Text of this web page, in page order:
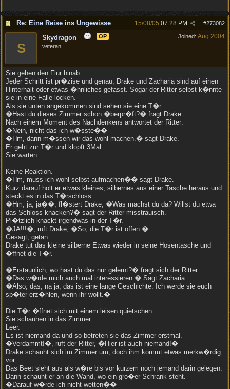
Re: Eine Reise ins Ungewisse #273082
15/08/05 07:28 PM
Joined: Aug 2004
S
Skydragon
OP
veteran
Sie gehen den Flur hinab.
Jeder Schritt ist pr�zise und genau, Drake und Zacharia sind auf einen
Hinterhalt oder etwas �hnliches gefasst. Sogar der Ritter selbst k�nnte
sie in eine Falle locken.
Als sie unten angekommen sind sehen sie eine T�r.
�Hast du dieses Zimmer schon �berpr�ft?� fragt Drake.
Nach einem Moment des Nachdenkens antwortet der Ritter:
�Nein, nicht das ich w�sste��
�Hm, dann m�ssen wir das wohl machen.� sagt Drake.
Er geht zur T�r und klopft 3Mal.
Sie warten.
Keine Reaktion.
�Hm, muss ich wohl selbst aufmachen�� sagt Drake.
Kurz darauf holt er etwas kleines, silbernes aus einer Tasche heraus und
steckt es in das T�rschloss.
�Hm, ja, ja��, fl�stert Drake, �Was machst du da? Willst du etwa
das Schloss knacken?� sagt der Ritter misstrauisch.
Pl�tzlich knackt irgendwas in der T�r.
�JA!!!�, ruft Drake, �So, die T�r ist offen.�
Gesagt, getan.
Drake tut das kleine silberne Etwas wieder in seine Hosentasche und
�ffnet die T�r.
�Erstaunlich, wo hast du das nur gelernt?� fragt sich der Ritter.
�Das w�rde mich auch mal interessieren.� Sagt Zacharia.
�Also, das, na ja, das ist eine lange Geschichte. Ich werde sie euch
sp�ter erz�hlen, wenn ihr wollt.�
Die T�r �ffnet sich mit einem leisen quietschen.
Sie schauhen in das Zimmer.
Leer.
Es ist niemand da und so betreten sie das Zimmer erstmal.
�Verdammt!�, ruft der Ritter, �Hier ist auch niemand!�
Drake schauht sich im Zimmer um, doch ihm kommt etwas merkw�rdig
vor.
Das Beet sieht aus als w�re bis vor kurzem noch jemand darin gelegen.
Dann schauht er an die Wand, wo ein gro�er Schrank steht.
�Darauf w�rde ich nicht wetten��